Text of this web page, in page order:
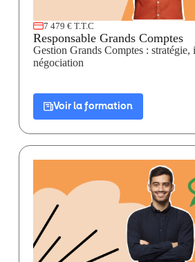
7 479 € T.T.C
Responsable Grands Comptes
Gestion Grands Comptes :
négociation
Voir la formation